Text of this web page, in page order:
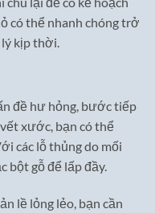
có thể nhanh chóng trở
kịp thời.
đề hư hỏng, bước tiếp
xước, bạn có thể
các lỗ thủng do mối
bột gỗ để lấp đầy.
lề lỏng lẻo, bạn cần